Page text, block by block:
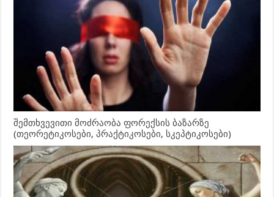
შემთხვევითი მოძრაობა ფორექსის ბაზარზე
(თეორეტიკოსები, პრაქტიკოსები, სკეპტიკოსები)